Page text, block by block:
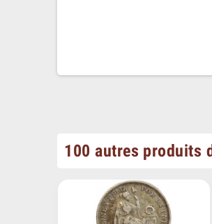
100 autres produits